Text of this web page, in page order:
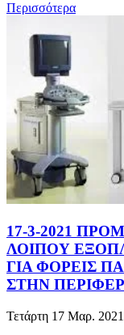
Περισσότερα
17-3-2021
ΛΟΙΠΟΥ
ΓΙΑ ΦΟΡΕΙΣ
ΣΤΗΝ
Τετάρτη 17 Μαρ. 2021